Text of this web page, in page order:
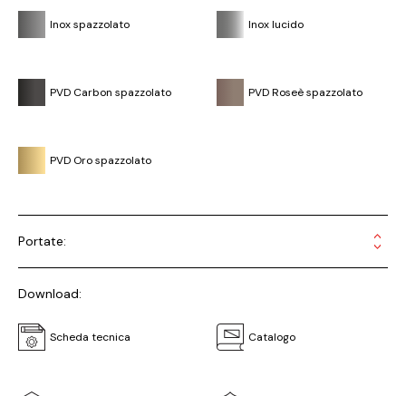
Inox spazzolato Inox lucido
PVD Carbon spazzolato PVD Roseè spazzolato
PVD Oro spazzolato
Portate:
Download:
Scheda tecnica Catalogo